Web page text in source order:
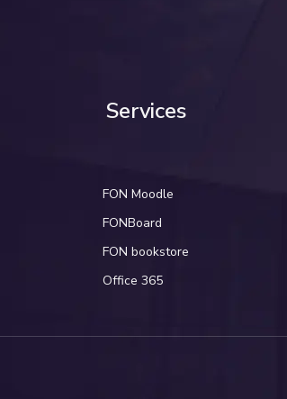
Services
FON Moodle
FONBoard
FON bookstore
Office 365